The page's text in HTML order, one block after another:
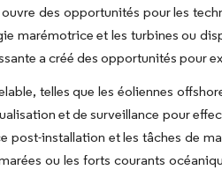
des opportunités pour les
marémotrice et les turbines ou
a créé des opportunités pour
telles que les éoliennes
et de surveillance pour
post-installation et les tâches de
ou les forts courants